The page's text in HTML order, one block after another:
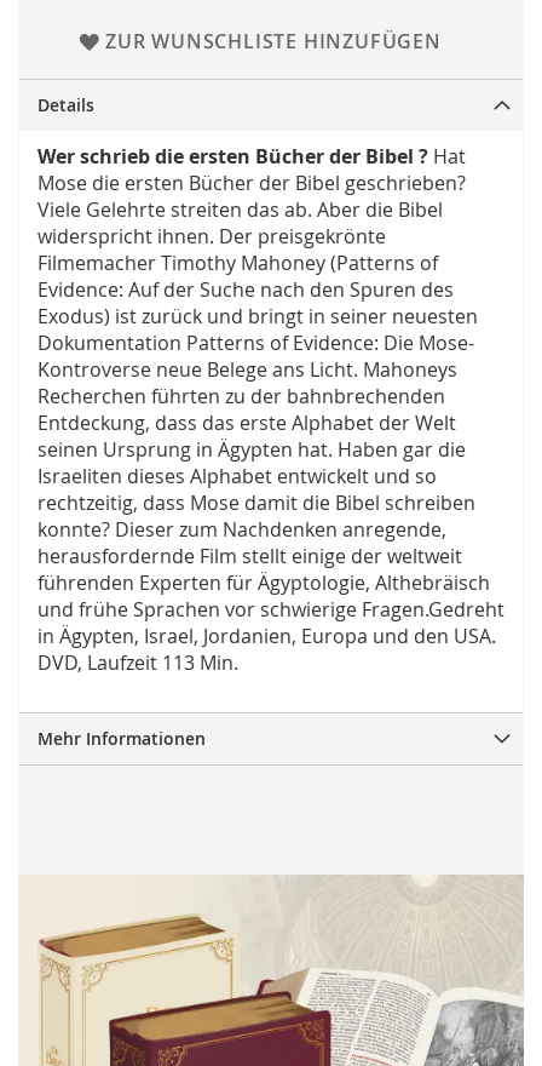
ZUR WUNSCHLISTE HINZUFÜGEN
Details
Wer schrieb die ersten Bücher der Bibel ? Hat
Mose die ersten Bücher der Bibel geschrieben?
Viele Gelehrte streiten das ab. Aber die Bibel
widerspricht ihnen. Der preisgekrönte
Filmemacher Timothy Mahoney (Patterns of
Evidence: Auf der Suche nach den Spuren des
Exodus) ist zurück und bringt in seiner neuesten
Dokumentation Patterns of Evidence: Die Mose-
Kontroverse neue Belege ans Licht. Mahoneys
Recherchen führten zu der bahnbrechenden
Entdeckung, dass das erste Alphabet der Welt
seinen Ursprung in Ägypten hat. Haben gar die
Israeliten dieses Alphabet entwickelt und so
rechtzeitig, dass Mose damit die Bibel schreiben
konnte? Dieser zum Nachdenken anregende,
herausfordernde Film stellt einige der weltweit
führenden Experten für Ägyptologie, Althebräisch
und frühe Sprachen vor schwierige Fragen.Gedreht
in Ägypten, Israel, Jordanien, Europa und den USA.
DVD, Laufzeit 113 Min.
Mehr Informationen